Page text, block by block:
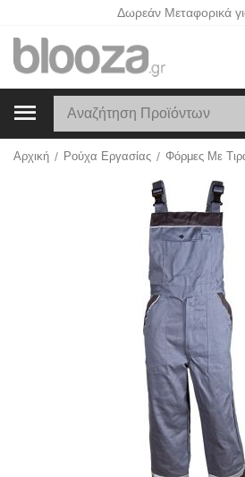
Δωρεάν Μεταφορικά
Αρχική / Ρούχα Εργασίας / Φόρμες Με